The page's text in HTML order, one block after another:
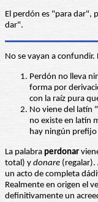
El perdón es "para dar",
dar".
No se vayan a confundir.
Perdón no lleva
forma por
con la raíz pura
No viene del latín "
no existe en latín
hay ningún
La palabra perdonar
total) y donare (regalar).
un acto de completa
Realmente en origen el
definitivamente un